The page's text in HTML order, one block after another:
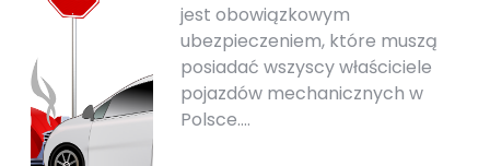
jest obowiązkowym
ubezpieczeniem, które muszą
posiadać wszyscy właściciele
pojazdów mechanicznych w
Polsce.…